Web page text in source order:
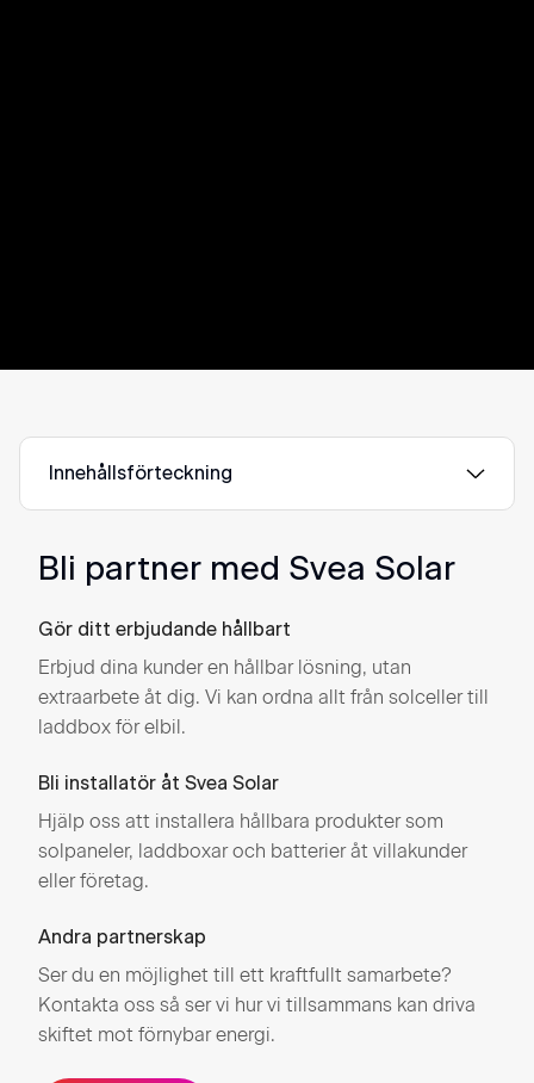
Innehållsförteckning
Bli partner med Svea Solar
Gör ditt erbjudande hållbart
Erbjud dina kunder en hållbar lösning, utan
extraarbete åt dig. Vi kan ordna allt från solceller till
laddbox för elbil.
Bli installatör åt Svea Solar
Hjälp oss att installera hållbara produkter som
solpaneler, laddboxar och batterier åt villakunder
eller företag.
Andra partnerskap
Ser du en möjlighet till ett kraftfullt samarbete?
Kontakta oss så ser vi hur vi tillsammans kan driva
skiftet mot förnybar energi.